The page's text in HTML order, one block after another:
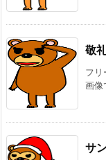
敬
フリ
画像
サ